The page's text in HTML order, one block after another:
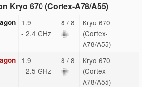
Kryo 670 (Cortex-A78/A55)
1.9
- 2.4 GHz
8 / 8
Kryo 670
(Cortex-
A78/A55)
1.9
- 2.5 GHz
8 / 8
Kryo 670
(Cortex-
A78/A55)